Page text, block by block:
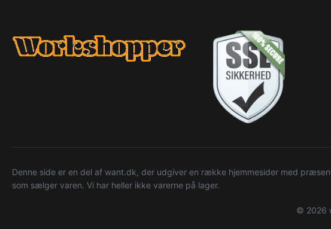
Denne side er en del af want.dk, der udgiver en række hjemmesider med
som sælger varen. Vi har heller ikke varerne på lager.
© 2026